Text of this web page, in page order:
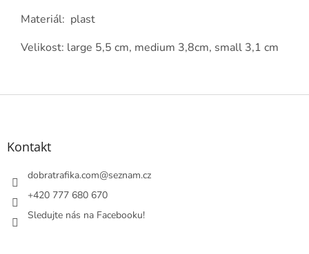
Materiál: plast
Velikost: large 5,5 cm, medium 3,8cm, small 3,1 cm
Z
Kontakt
dobratrafika.com@seznam.cz
+420 777 680 670
Sledujte nás na Facebooku!